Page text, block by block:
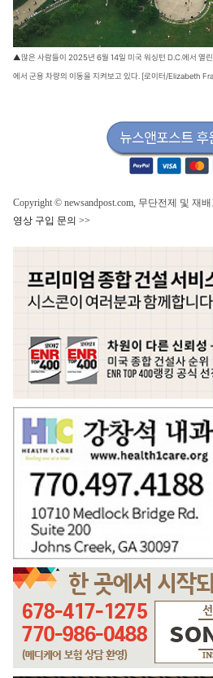
▲많은 사람들이 2025년 6월 14일 미국 워싱턴 D.C.에서 열
에서 군용 차량의 이동을 지켜보고 있다. [로이터/Elizabeth
Copyright © newsandpost.com, 무단전제 및 재
영상 구입 문의 >>